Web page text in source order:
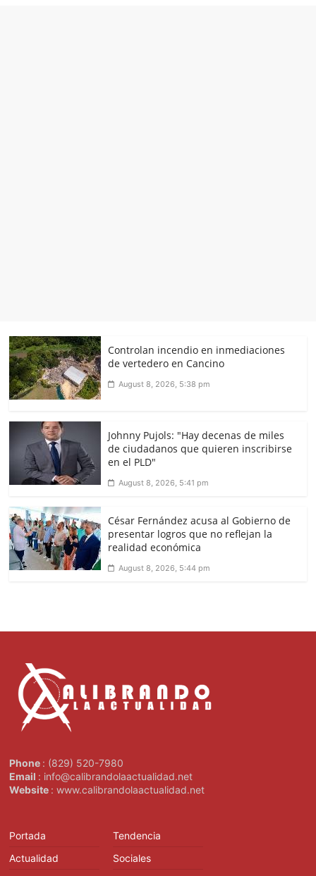
Controlan incendio en inmediaciones
de vertedero en Cancino
August 8, 2026, 5:38 pm
Johnny Pujols: "Hay decenas de miles
de ciudadanos que quieren inscribirse
en el PLD"
August 8, 2026, 5:41 pm
César Fernández acusa al Gobierno de
presentar logros que no reflejan la
realidad económica
August 8, 2026, 5:44 pm
Phone : (829) 520-7980
Email : info@calibrandolaactualidad.net
Website : www.calibrandolaactualidad.net
Portada
Actualidad
Tendencia
Sociales